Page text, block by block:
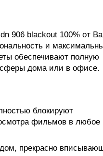
906 blackout 100% от
и
обеспечивают полную
дома или в офисе.
блокируют
фильмов в любое
прекрасно